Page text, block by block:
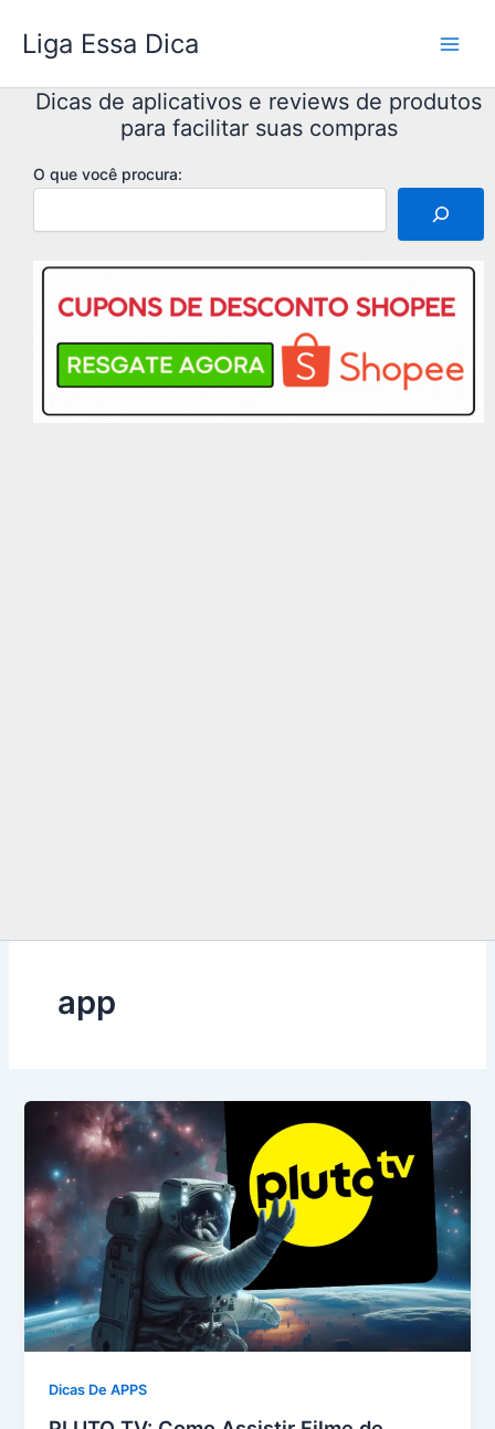
para
conteúdo
Liga Essa Dica
Dicas de aplicativos e reviews de produtos
para facilitar suas compras
O que você procura:
app
Dicas De APPS